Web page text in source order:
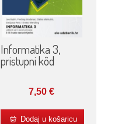
Informatika 3,
pristupni kôd
7,50 €
Dodaj u košaricu